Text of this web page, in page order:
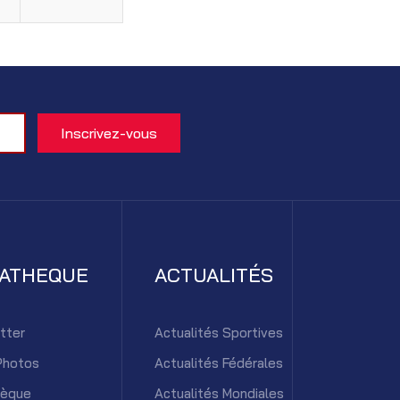
ACTUALITÉS
Actualités Sportives
Actualités Fédérales
Actualités Mondiales